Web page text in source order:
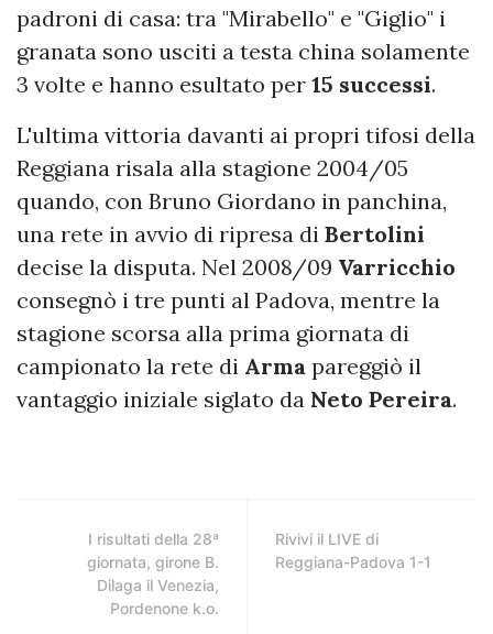
padroni di casa: tra "Mirabello" e "Giglio" i
granata sono usciti a testa china solamente
3 volte e hanno esultato per 15 successi.
L'ultima vittoria davanti ai propri tifosi della
Reggiana risala alla stagione 2004/05
quando, con Bruno Giordano in panchina,
una rete in avvio di ripresa di Bertolini
decise la disputa. Nel 2008/09 Varricchio
consegnò i tre punti al Padova, mentre la
stagione scorsa alla prima giornata di
campionato la rete di Arma pareggiò il
vantaggio iniziale siglato da Neto Pereira.
I risultati della 28ª
giornata, girone B.
Dilaga il Venezia,
Pordenone k.o.
Rivivi il LIVE di
Reggiana-Padova 1-1